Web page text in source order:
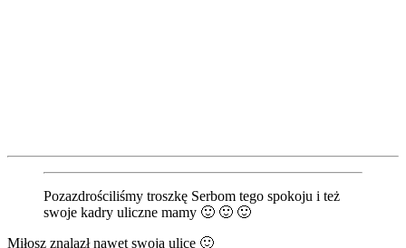
Pozazdrościliśmy troszkę Serbom tego spokoju i też
swoje kadry uliczne mamy 🙂 🙂 🙂
Miłosz znalazł nawet swoją ulicę 🙂